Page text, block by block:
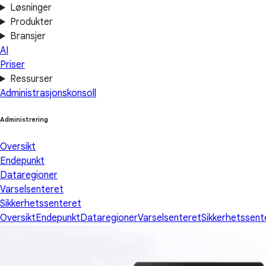
Løsninger
Produkter
Bransjer
AI
Priser
Ressurser
Administrasjonskonsoll
Administrering
Oversikt
Endepunkt
Dataregioner
Varselsenteret
Sikkerhetssenteret
OversiktEndepunktDataregionerVarselsenteret